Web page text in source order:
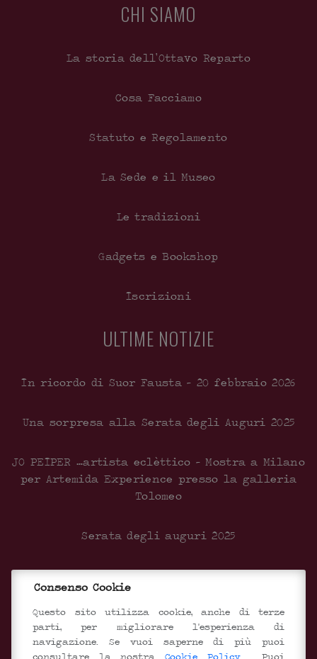
CHI SIAMO
La storia dell’Ottavo Reparto
Cosa Facciamo
Statuto e Regolamento
La Sede e il Museo
Le tradizioni
Gadgets e Bookshop
Iscrizioni
ULTIME NOTIZIE
In ricordo di Suor Fausta – 20 febbraio 2026
Una sorpresa alla Serata degli Auguri 2025
JO PEIPER …artista eclèttico – Mostra a Milano
per Artemida Experience presso la galleria
Tolomeo
Serata degli auguri 2025
Inaugurazione del nuovo centro Documentale
SEGUICI SUI SOCIAL
Consenso Cookie
Questo sito utilizza cookie, anche di terze
parti, per migliorare l'esperienza di
navigazione. Se vuoi saperne di più puoi
consultare la nostra Cookie Policy . Puoi